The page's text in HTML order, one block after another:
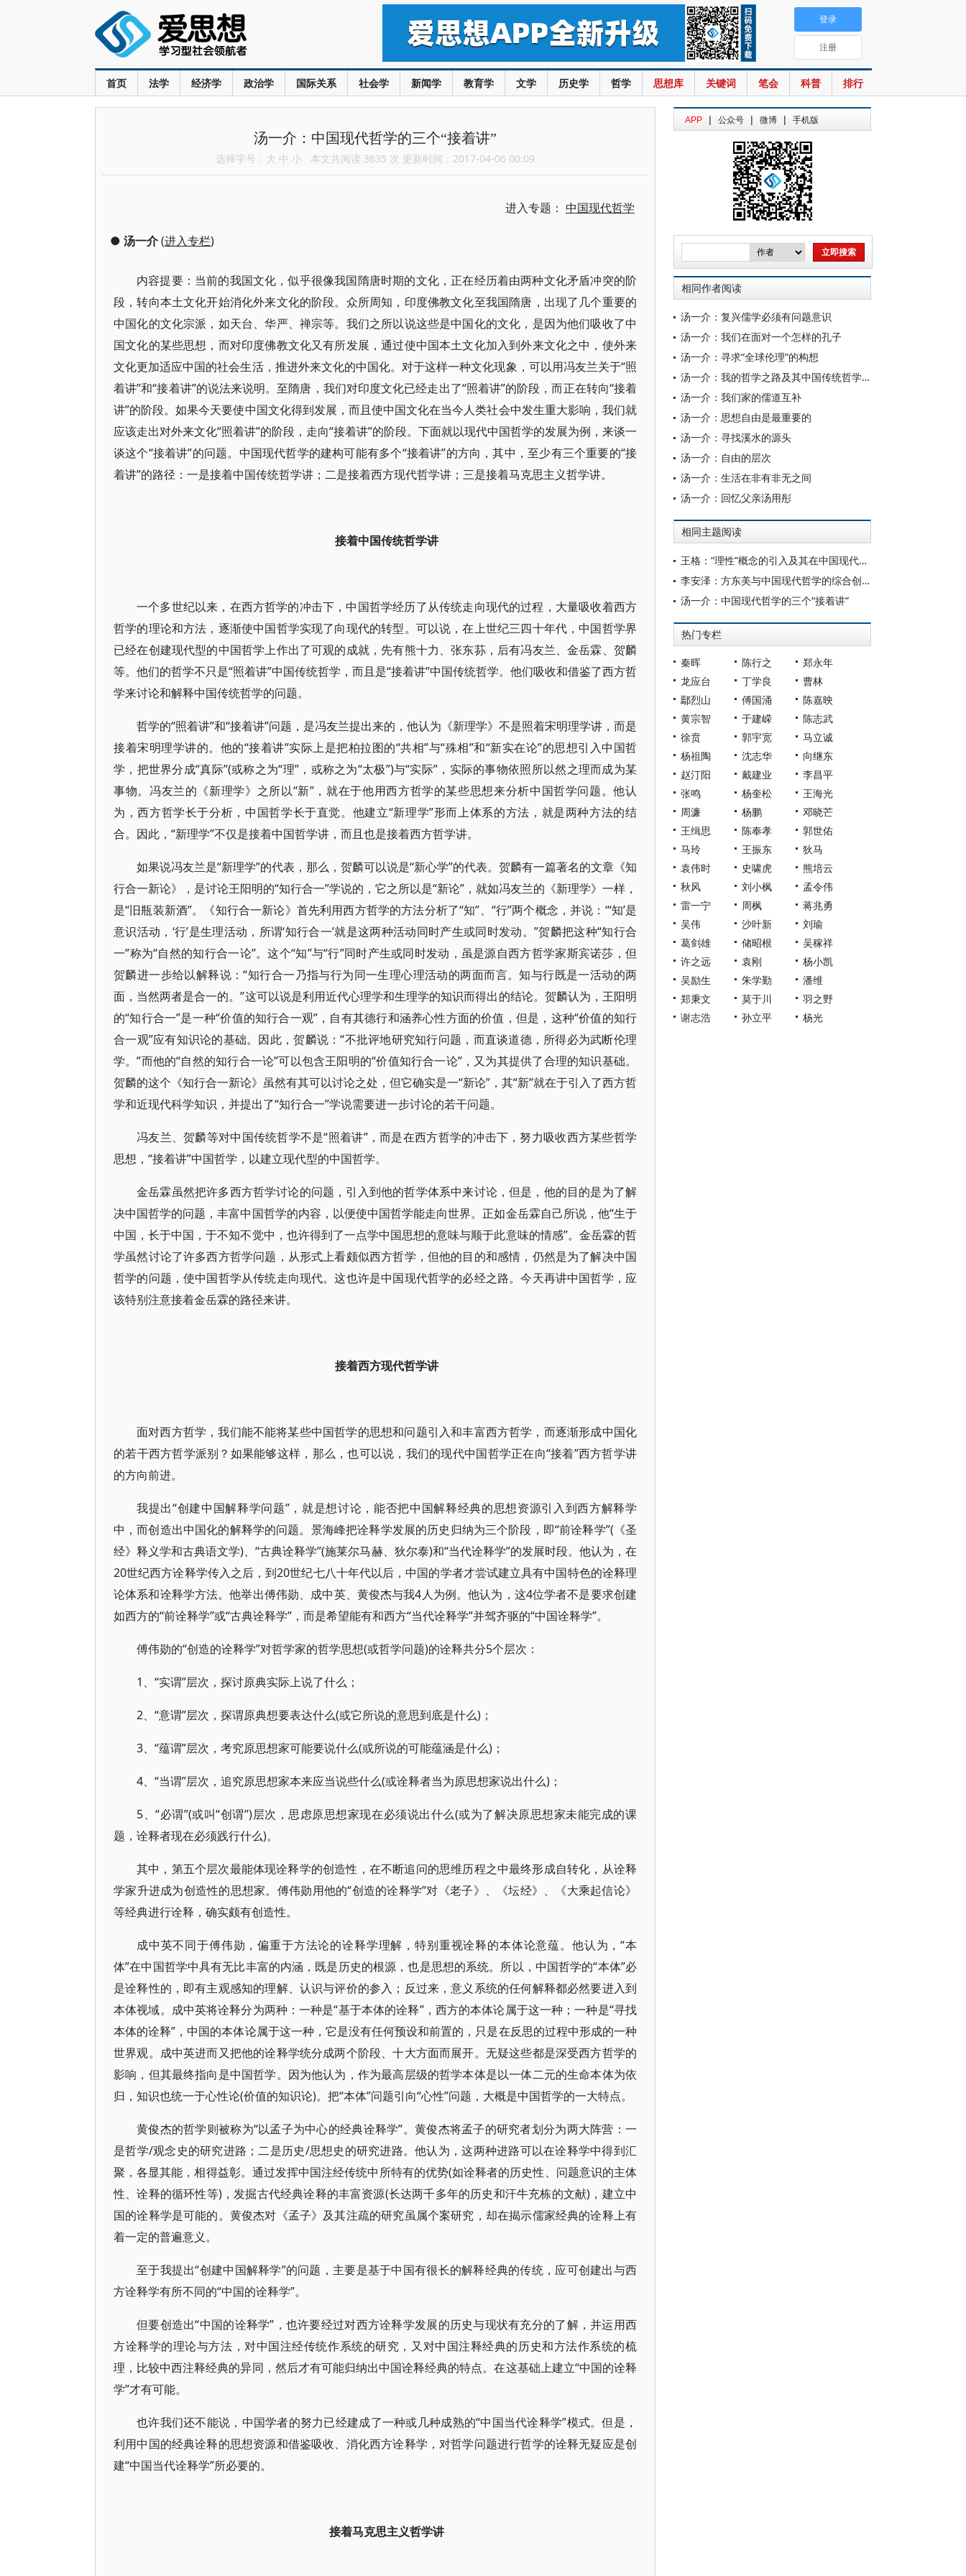
首页 法学 经济学 政治学 国际关系 社会学 新闻学 教育学 文学 历史学 哲学 思想库 关键词 笔会 科普 排行
登录
注册
汤一介：中国现代哲学的三个“接着讲”
选择字号： 大 中 小 本文共阅读 3635 次 更新时间：2017-04-06 00:09
进入专题： 中国现代哲学
● 汤一介(进入专栏)
内容提要：当前的我国文化，似乎很像我国隋唐时期的文化，正在经历着由两种文化矛盾冲突的阶
段，转向本土文化开始消化外来文化的阶段。众所周知，印度佛教文化至我国隋唐，出现了几个重要的
中国化的文化宗派，如天台、华严、禅宗等。我们之所以说这些是中国化的文化，是因为他们吸收了中
国文化的某些思想，而对印度佛教文化又有所发展，通过使中国本土文化加入到外来文化之中，使外来
文化更加适应中国的社会生活，推进外来文化的中国化。对于这样一种文化现象，可以用冯友兰关于“照
着讲”和“接着讲”的说法来说明。至隋唐，我们对印度文化已经走出了“照着讲”的阶段，而正在转向“接着
讲”的阶段。如果今天要使中国文化得到发展，而且使中国文化在当今人类社会中发生重大影响，我们就
应该走出对外来文化“照着讲”的阶段，走向“接着讲”的阶段。下面就以现代中国哲学的发展为例，来谈一
谈这个“接着讲”的问题。中国现代哲学的建构可能有多个“接着讲”的方向，其中，至少有三个重要的“接
着讲”的路径：一是接着中国传统哲学讲；二是接着西方现代哲学讲；三是接着马克思主义哲学讲。
接着中国传统哲学讲
一个多世纪以来，在西方哲学的冲击下，中国哲学经历了从传统走向现代的过程，大量吸收着西方
哲学的理论和方法，逐渐使中国哲学实现了向现代的转型。可以说，在上世纪三四十年代，中国哲学界
已经在创建现代型的中国哲学上作出了可观的成就，先有熊十力、张东荪，后有冯友兰、金岳霖、贺麟
等。他们的哲学不只是“照着讲”中国传统哲学，而且是“接着讲”中国传统哲学。他们吸收和借鉴了西方哲
学来讨论和解释中国传统哲学的问题。
哲学的“照着讲”和“接着讲”问题，是冯友兰提出来的，他认为《新理学》不是照着宋明理学讲，而是
接着宋明理学讲的。他的“接着讲”实际上是把柏拉图的“共相”与“殊相”和“新实在论”的思想引入中国哲
学，把世界分成“真际”(或称之为“理”，或称之为“太极”)与“实际”，实际的事物依照所以然之理而成为某
事物。冯友兰的《新理学》之所以“新”，就在于他用西方哲学的某些思想来分析中国哲学问题。他认
为，西方哲学长于分析，中国哲学长于直觉。他建立“新理学”形而上体系的方法，就是两种方法的结
合。因此，“新理学”不仅是接着中国哲学讲，而且也是接着西方哲学讲。
如果说冯友兰是“新理学”的代表，那么，贺麟可以说是“新心学”的代表。贺麟有一篇著名的文章《知
行合一新论》，是讨论王阳明的“知行合一”学说的，它之所以是“新论”，就如冯友兰的《新理学》一样，
是“旧瓶装新酒”。《知行合一新论》首先利用西方哲学的方法分析了“知”、“行”两个概念，并说：“‘知’是
意识活动，‘行’是生理活动，所谓‘知行合一’就是这两种活动同时产生或同时发动。”贺麟把这种“知行合
一”称为“自然的知行合一论”。这个“知”与“行”同时产生或同时发动，虽是源自西方哲学家斯宾诺莎，但
贺麟进一步给以解释说：“知行合一乃指与行为同一生理心理活动的两面而言。知与行既是一活动的两
面，当然两者是合一的。”这可以说是利用近代心理学和生理学的知识而得出的结论。贺麟认为，王阳明
的“知行合一”是一种“价值的知行合一观”，自有其德行和涵养心性方面的价值，但是，这种“价值的知行
合一观”应有知识论的基础。因此，贺麟说：“不批评地研究知行问题，而直谈道德，所得必为武断伦理
学。”而他的“自然的知行合一论”可以包含王阳明的“价值知行合一论”，又为其提供了合理的知识基础。
贺麟的这个《知行合一新论》虽然有其可以讨论之处，但它确实是一“新论”，其“新”就在于引入了西方哲
学和近现代科学知识，并提出了“知行合一”学说需要进一步讨论的若干问题。
冯友兰、贺麟等对中国传统哲学不是“照着讲”，而是在西方哲学的冲击下，努力吸收西方某些哲学
思想，“接着讲”中国哲学，以建立现代型的中国哲学。
金岳霖虽然把许多西方哲学讨论的问题，引入到他的哲学体系中来讨论，但是，他的目的是为了解
决中国哲学的问题，丰富中国哲学的内容，以便使中国哲学能走向世界。正如金岳霖自己所说，他“生于
中国，长于中国，于不知不觉中，也许得到了一点学中国思想的意味与顺于此意味的情感”。金岳霖的哲
学虽然讨论了许多西方哲学问题，从形式上看颇似西方哲学，但他的目的和感情，仍然是为了解决中国
哲学的问题，使中国哲学从传统走向现代。这也许是中国现代哲学的必经之路。今天再讲中国哲学，应
该特别注意接着金岳霖的路径来讲。
接着西方现代哲学讲
面对西方哲学，我们能不能将某些中国哲学的思想和问题引入和丰富西方哲学，而逐渐形成中国化
的若干西方哲学派别？如果能够这样，那么，也可以说，我们的现代中国哲学正在向“接着”西方哲学讲
的方向前进。
我提出“创建中国解释学问题”，就是想讨论，能否把中国解释经典的思想资源引入到西方解释学
中，而创造出中国化的解释学的问题。景海峰把诠释学发展的历史归纳为三个阶段，即“前诠释学”(《圣
经》释义学和古典语文学)、“古典诠释学”(施莱尔马赫、狄尔泰)和“当代诠释学”的发展时段。他认为，在
20世纪西方诠释学传入之后，到20世纪七八十年代以后，中国的学者才尝试建立具有中国特色的诠释理
论体系和诠释学方法。他举出傅伟勋、成中英、黄俊杰与我4人为例。他认为，这4位学者不是要求创建
如西方的“前诠释学”或“古典诠释学”，而是希望能有和西方“当代诠释学”并驾齐驱的“中国诠释学”。
傅伟勋的“创造的诠释学”对哲学家的哲学思想(或哲学问题)的诠释共分5个层次：
1、“实谓”层次，探讨原典实际上说了什么；
2、“意谓”层次，探谓原典想要表达什么(或它所说的意思到底是什么)；
3、“蕴谓”层次，考究原思想家可能要说什么(或所说的可能蕴涵是什么)；
4、“当谓”层次，追究原思想家本来应当说些什么(或诠释者当为原思想家说出什么)；
5、“必谓”(或叫“创谓”)层次，思虑原思想家现在必须说出什么(或为了解决原思想家未能完成的课
题，诠释者现在必须践行什么)。
其中，第五个层次最能体现诠释学的创造性，在不断追问的思维历程之中最终形成自转化，从诠释
学家升进成为创造性的思想家。傅伟勋用他的“创造的诠释学”对《老子》、《坛经》、《大乘起信论》
等经典进行诠释，确实颇有创造性。
成中英不同于傅伟勋，偏重于方法论的诠释学理解，特别重视诠释的本体论意蕴。他认为，“本
体”在中国哲学中具有无比丰富的内涵，既是历史的根源，也是思想的系统。所以，中国哲学的“本体”必
是诠释性的，即有主观感知的理解、认识与评价的参入；反过来，意义系统的任何解释都必然要进入到
本体视域。成中英将诠释分为两种：一种是“基于本体的诠释”，西方的本体论属于这一种；一种是“寻找
本体的诠释”，中国的本体论属于这一种，它是没有任何预设和前置的，只是在反思的过程中形成的一种
世界观。成中英进而又把他的诠释学统分成两个阶段、十大方面而展开。无疑这些都是深受西方哲学的
影响，但其最终指向是中国哲学。因为他认为，作为最高层级的哲学本体是以一体二元的生命本体为依
归，知识也统一于心性论(价值的知识论)。把“本体”问题引向“心性”问题，大概是中国哲学的一大特点。
黄俊杰的哲学则被称为“以孟子为中心的经典诠释学”。黄俊杰将孟子的研究者划分为两大阵营：一
是哲学/观念史的研究进路；二是历史/思想史的研究进路。他认为，这两种进路可以在诠释学中得到汇
聚，各显其能，相得益彰。通过发挥中国注经传统中所特有的优势(如诠释者的历史性、问题意识的主体
性、诠释的循环性等)，发掘古代经典诠释的丰富资源(长达两千多年的历史和汗牛充栋的文献)，建立中
国的诠释学是可能的。黄俊杰对《孟子》及其注疏的研究虽属个案研究，却在揭示儒家经典的诠释上有
着一定的普遍意义。
至于我提出“创建中国解释学”的问题，主要是基于中国有很长的解释经典的传统，应可创建出与西
方诠释学有所不同的“中国的诠释学”。
但要创造出“中国的诠释学”，也许要经过对西方诠释学发展的历史与现状有充分的了解，并运用西
方诠释学的理论与方法，对中国注经传统作系统的研究，又对中国注释经典的历史和方法作系统的梳
理，比较中西注释经典的异同，然后才有可能归纳出中国诠释经典的特点。在这基础上建立“中国的诠释
学”才有可能。
也许我们还不能说，中国学者的努力已经建成了一种或几种成熟的“中国当代诠释学”模式。但是，
利用中国的经典诠释的思想资源和借鉴吸收、消化西方诠释学，对哲学问题进行哲学的诠释无疑应是创
建“中国当代诠释学”所必要的。
接着马克思主义哲学讲
APP | 公众号 | 微博 | 手机版
相同作者阅读
汤一介：复兴儒学必须有问题意识
汤一介：我们在面对一个怎样的孔子
汤一介：寻求“全球伦理”的构想
汤一介：我的哲学之路及其中国传统哲学中的问题
汤一介：我们家的儒道互补
汤一介：思想自由是最重要的
汤一介：寻找溪水的源头
汤一介：自由的层次
汤一介：生活在非有非无之间
汤一介：回忆父亲汤用彤
相同主题阅读
王格：“理性”概念的引入及其在中国现代哲学中的展开
李安泽：方东美与中国现代哲学的综合创新
汤一介：中国现代哲学的三个“接着讲”
热门专栏
秦晖 陈行之
郑永年
龙应台
丁学良
曹林
鄢烈山
傅国涌
陈嘉映
黄宗智
于建嵘
陈志武
徐贲
郭宇宽
马立诚
杨祖陶
沈志华
向继东
赵汀阳
戴建业
李昌平
张鸣
杨奎松
王海光
周濂
杨鹏
邓晓芒
王缉思
陈奉孝
郭世佑
马玲
王振东
狄马
袁伟时
史啸虎
熊培云
秋风
刘小枫
孟令伟
雷一宁
周枫
蒋兆勇
吴伟
沙叶新
刘瑜
葛剑雄
储昭根
吴稼祥
许之远
袁刚
杨小凯
吴励生
朱学勤
潘维
郑秉文
莫于川
羽之野
谢志浩
孙立平 杨光